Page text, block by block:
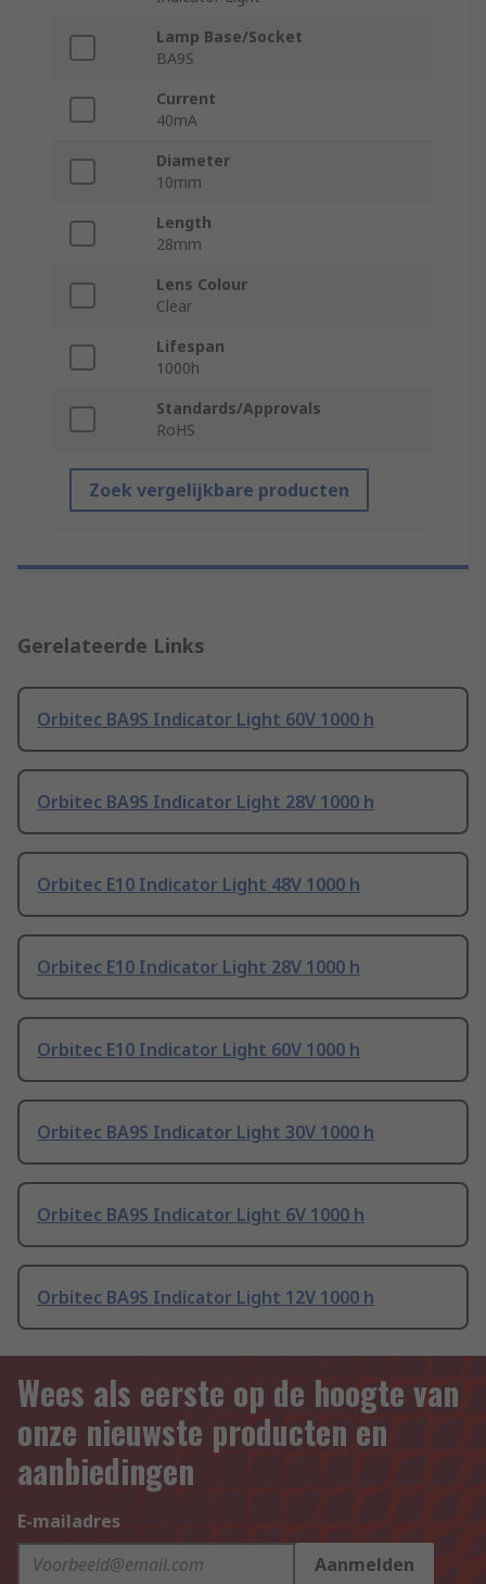
Lamp Base/Socket
BA9S
Current
40mA
Diameter
10mm
Length
28mm
Lens Colour
Clear
Lifespan
1000h
Standards/Approvals
RoHS
Zoek vergelijkbare producten
Gerelateerde Links
Orbitec BA9S Indicator Light 60V 1000 h
Orbitec BA9S Indicator Light 28V 1000 h
Orbitec E10 Indicator Light 48V 1000 h
Orbitec E10 Indicator Light 28V 1000 h
Orbitec E10 Indicator Light 60V 1000 h
Orbitec BA9S Indicator Light 30V 1000 h
Orbitec BA9S Indicator Light 6V 1000 h
Orbitec BA9S Indicator Light 12V 1000 h
Wees als eerste op de hoogte van
onze nieuwste producten en
aanbiedingen
E-mailadres
Aanmelden